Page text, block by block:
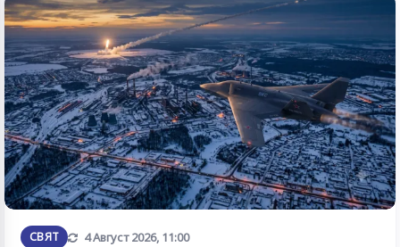
СВЯТ Обновена
4 Август 2026, 11:00